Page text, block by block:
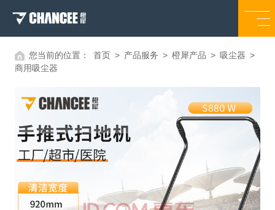
您当前的位置： 首页 > 产品服务 > 橙犀产品 > 吸尘器 >
商用吸尘器